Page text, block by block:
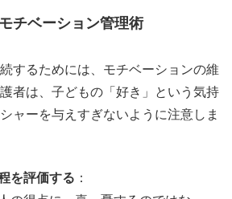
チベーション管理術
するためには、モチベーションの維
者は、子どもの「好き」という気持
ャーを与えすぎないように注意しま
を評価する ：